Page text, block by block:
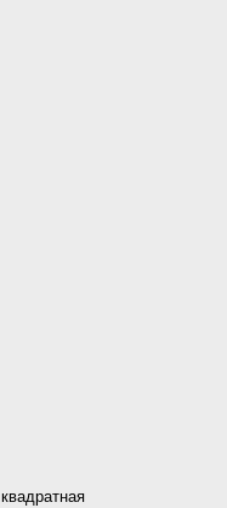
квадратная